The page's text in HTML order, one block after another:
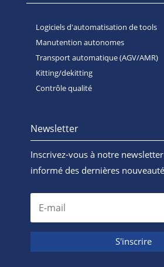
Logiciels d'automatisation de tools
Manutention autonomes
Transport automatique (AGV/AMR)
Kitting/dekitting
Contrôle qualité
Newsletter
Inscrivez-vous à notre
informé des dernières
S'inscrire